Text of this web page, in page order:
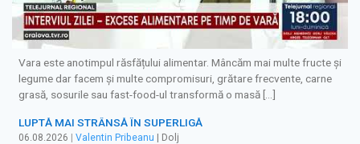
Vara este anotimpul răsfățului alimentar. Mâncăm mai multe fructe și
legume dar facem și multe compromisuri, grătare frecvente, carne
grasă, sosurile sau fast-food-ul transformă o masă […]
LUPTĂ MAI STRÂNSĂ ÎN SUPERLIGĂ
06.08.2026 | Valentin Pribeanu | Dolj